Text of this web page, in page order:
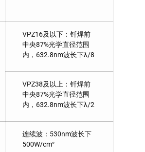
VPZ16及以下：钎焊前
中央87%光学直径范围
内，632.8nm波长下λ/8
VPZ38及以上：钎焊前
中央87%光学直径范围
内，632.8nm波长下λ/2
连续波：530nm波长下
500W/cm²